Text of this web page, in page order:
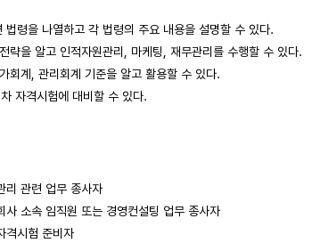
법령을 나열하고 각 법령의 주요 내용을 설명할 수 있다.
략을 알고 인적자원관리, 마케팅, 재무관리를 수행할 수 있다.
회계, 관리회계 기준을 알고 활용할 수 있다.
자격시험에 대비할 수 있다.
리 관련 업무 종사자
사 소속 임직원 또는 경영컨설팅 업무 종사자
격시험 준비자